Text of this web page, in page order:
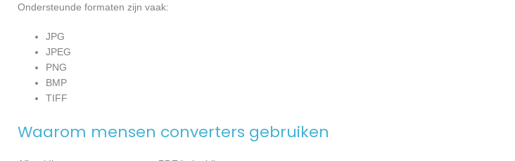
Ondersteunde formaten zijn vaak:
JPG
JPEG
PNG
BMP
TIFF
Waarom mensen converters gebruiken